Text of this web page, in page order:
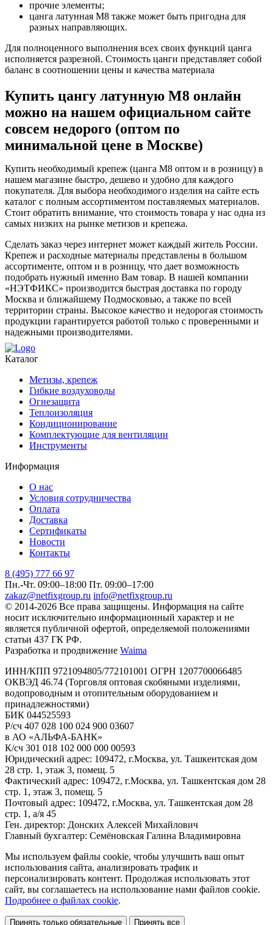
прочие элементы;
цанга латунная М8 также может быть пригодна для
разных направляющих.
Для полноценного выполнения всех своих функций цанга
исполняется разрезной. Стоимость цанги представляет собой
баланс в соотношении цены и качества материала
Купить цангу латунную М8 онлайн
можно на нашем официальном сайте
совсем недорого (оптом по
минимальной цене в Москве)
Купить необходимый крепеж (цанга М8 оптом и в розницу) в
нашем магазине быстро, дешево и удобно для каждого
покупателя. Для выбора необходимого изделия на сайте есть
каталог с полным ассортиментом поставляемых материалов.
Стоит обратить внимание, что стоимость товара у нас одна из
самых низких на рынке метизов и крепежа.
Сделать заказ через интернет может каждый житель России.
Крепеж и расходные материалы представлены в большом
ассортименте, оптом и в розницу, что дает возможность
подобрать нужный именно Вам товар. В нашей компании
«НЭТФИКС» производится быстрая доставка по городу
Москва и ближайшему Подмосковью, а также по всей
территории страны. Высокое качество и недорогая стоимость
продукции гарантируется работой только с проверенными и
надежными производителями.
Каталог
Метизы, крепеж
Гибкие воздуховоды
Огнезащита
Теплоизоляция
Кондиционирование
Комплектующие для вентиляции
Инструменты
Информация
О нас
Условия сотрудничества
Оплата
Доставка
Сертификаты
Новости
Контакты
8 (495) 777 66 97
Пн.-Чт. 09:00–18:00 Пт. 09:00–17:00
zakaz@netfixgroup.ru info@netfixgroup.ru
© 2014-2026 Все права защищены. Информация на сайте
носит исключительно информационный характер и не
является публичной офертой, определяемой положениями
статьи 437 ГК РФ.
Разработка и продвижение Waima
ИНН/КПП 9721094805/772101001 ОГРН 1207700066485
ОКВЭД 46.74 (Торговля оптовая скобяными изделиями,
водопроводным и отопительным оборудованием и
принадлежностями)
БИК 044525593
Р/сч 407 028 100 024 900 03607
в АО «АЛЬФА-БАНК»
К/сч 301 018 102 000 000 00593
Юридический адрес: 109472, г.Москва, ул. Ташкентская дом
28 стр. 1, этаж 3, помещ. 5
Фактический адрес: 109472, г.Москва, ул. Ташкентская дом 28
стр. 1, этаж 3, помещ. 5
Почтовый адрес: 109472, г.Москва, ул. Ташкентская дом 28
стр. 1, а/я 45
Ген. директор: Донских Алексей Михайлович
Главный бухгалтер: Семёновская Галина Владимировна
Мы используем файлы cookie, чтобы улучшить ваш опыт
использования сайта, анализировать трафик и
персонализировать контент. Продолжая использовать этот
сайт, вы соглашаетесь на использование нами файлов cookie.
Подробнее о файлах cookie.
Принять только обязательные Принять все